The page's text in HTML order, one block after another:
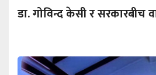
डा. गोविन्द केसी र सरकारबीच